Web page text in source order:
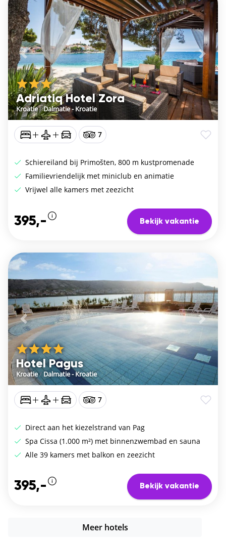
Adriatiq Hotel Zora
Kroatie/Dalmatie - Kroatie
Vorige De
7
Schiereiland bij Primošten, 800 m kustpromenade
Familievriendelijk met miniclub en animatie
Vrijwel alle kamers met zeezicht
395,- Bekijk vakantie
Hotel Pagus
Kroatie/ Dalmatie - Kroatie
Vorige De
7
Direct aan het kiezelstrand van Pag
Spa Cissa (1.000 m²) met binnenzwembad en sauna
Alle 39 kamers met balkon en zeezicht
395,- Bekijk vakantie
Meer hotels